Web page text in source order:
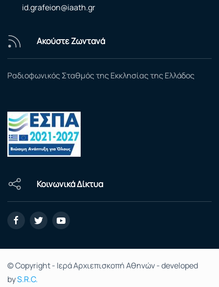
id.grafeion@iaath.gr
Ακούστε Ζωντανά
Ραδιοφωνικός Σταθμός της Εκκλησίας της Ελλάδος
Κοινωνικά Δίκτυα
© Copyright - Ιερά Αρχιεπισκοπή Αθηνών - developed
byS.R.C.